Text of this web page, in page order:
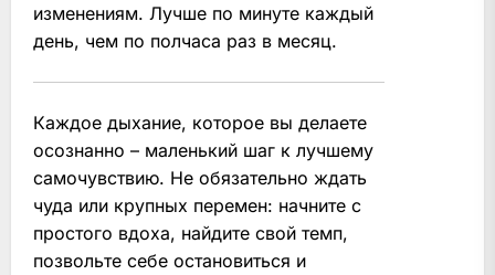
изменениям. Лучше по минуте каждый
день, чем по полчаса раз в месяц.
Каждое дыхание, которое вы делаете
осознанно – маленький шаг к лучшему
самочувствию. Не обязательно ждать
чуда или крупных перемен: начните с
простого вдоха, найдите свой темп,
позвольте себе остановиться и